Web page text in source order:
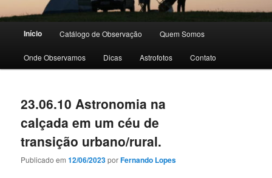
Início Catálogo de Observação Quem Somos
Onde Observamos Dicas Astrofotos Contato
23.06.10 Astronomia na
calçada em um céu de
transição urbano/rural.
Publicado em12/06/2023porFernando Lopes